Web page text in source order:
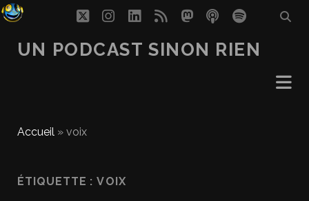
twitterinstagram
linkedin
rss mastodon
podcastspotify
UN PODCAST SINON RIEN
Accueil» voix
ÉTIQUETTE :VOIX